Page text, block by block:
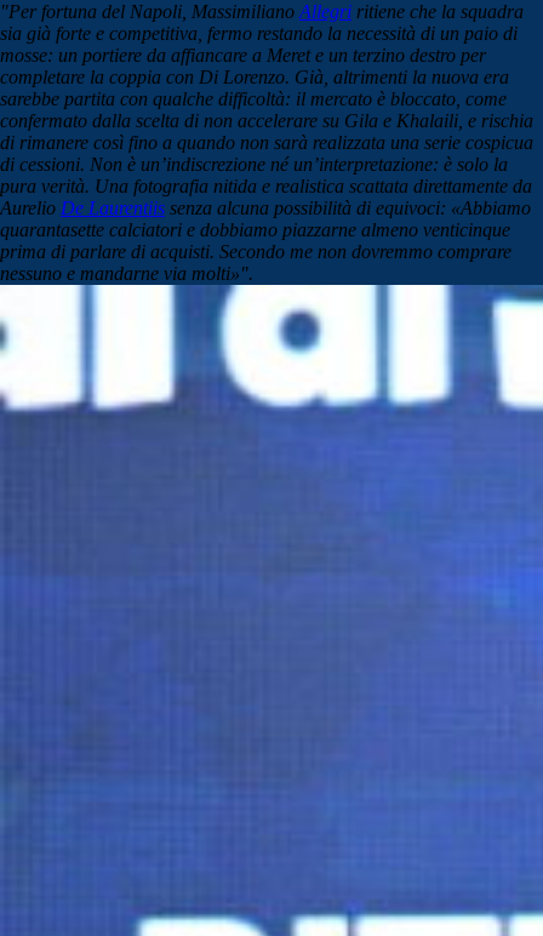
"Per fortuna del Napoli, Massimiliano Allegri ritiene che la squadra
sia già forte e competitiva, fermo restando la necessità di un paio di
mosse: un portiere da affiancare a Meret e un terzino destro per
completare la coppia con Di Lorenzo. Già, altrimenti la nuova era
sarebbe partita con qualche difficoltà: il mercato è bloccato, come
confermato dalla scelta di non accelerare su Gila e Khalaili, e rischia
di rimanere così fino a quando non sarà realizzata una serie cospicua
di cessioni. Non è un’indiscrezione né un’interpretazione: è solo la
pura verità. Una fotografia nitida e realistica scattata direttamente da
Aurelio De Laurentiis senza alcuna possibilità di equivoci: «Abbiamo
quarantasette calciatori e dobbiamo piazzarne almeno venticinque
prima di parlare di acquisti. Secondo me non dovremmo comprare
nessuno e mandarne via molti»".